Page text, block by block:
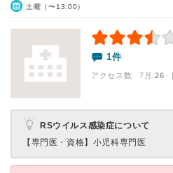
土曜（〜13:00）
1件
アクセス数 7月:26 |
RSウイルス感染症について
【専門医・資格】 小児科専門医